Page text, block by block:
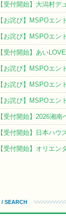
【受付開始】大潟村デ
【お詫び】MSPOエン
【お詫び】MSPOエン
【受付開始】あい
【お詫び】MSPOエン
【お詫び】MSPOエ
【お詫び】MSPOエ
【受付開始】2026湘
【受付開始】日本ハ
【受付開始】オリエ
/ SEARCH